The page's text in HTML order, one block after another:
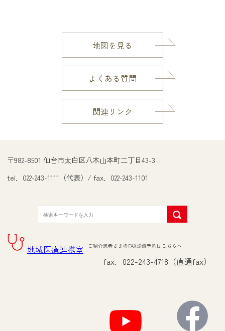
地図を見る
よくある質問
関連リンク
〒982-8501 仙台市太白区八木山本町二丁目43-3
tel．022-243-1111（代表）/ fax．022-243-1101
地域医療連携室 ご紹介患者さまのFAX診療予約はこちらへ
fax．022-243-4718（直通fax）